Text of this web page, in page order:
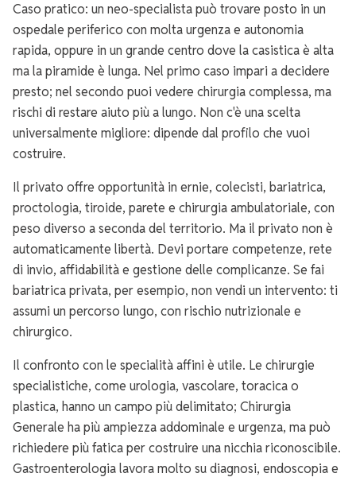
Caso pratico: un neo-specialista può trovare posto in un
ospedale periferico con molta urgenza e autonomia
rapida, oppure in un grande centro dove la casistica è alta
ma la piramide è lunga. Nel primo caso impari a decidere
presto; nel secondo puoi vedere chirurgia complessa, ma
rischi di restare aiuto più a lungo. Non c'è una scelta
universalmente migliore: dipende dal profilo che vuoi
costruire.
Il privato offre opportunità in ernie, colecisti, bariatrica,
proctologia, tiroide, parete e chirurgia ambulatoriale, con
peso diverso a seconda del territorio. Ma il privato non è
automaticamente libertà. Devi portare competenze, rete
di invio, affidabilità e gestione delle complicanze. Se fai
bariatrica privata, per esempio, non vendi un intervento: ti
assumi un percorso lungo, con rischio nutrizionale e
chirurgico.
Il confronto con le specialità affini è utile. Le chirurgie
specialistiche, come urologia, vascolare, toracica o
plastica, hanno un campo più delimitato; Chirurgia
Generale ha più ampiezza addominale e urgenza, ma può
richiedere più fatica per costruire una nicchia riconoscibile.
Gastroenterologia lavora molto su diagnosi, endoscopia e